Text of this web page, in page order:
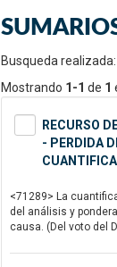
Busqueda realizada:
Mostrando 1-1 de 1
RECURSO
- PERDIDA
<71289> La
del análisis y
causa. (Del voto del